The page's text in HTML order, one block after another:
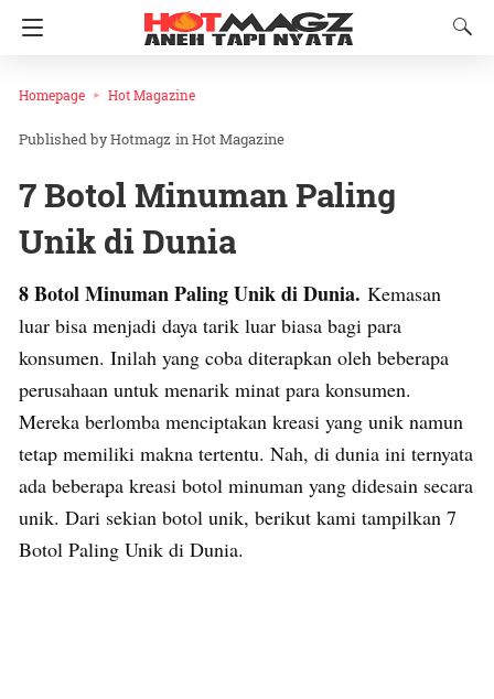
Homepage Hot Magazine
Hotmagz inHot Magazine
7 Botol Minuman Paling
Unik di Dunia
8 Botol Minuman Paling Unik di Dunia. Kemasan
luar bisa menjadi daya tarik luar biasa bagi para
konsumen. Inilah yang coba diterapkan oleh beberapa
perusahaan untuk menarik minat para konsumen.
Mereka berlomba menciptakan kreasi yang unik namun
tetap memiliki makna tertentu. Nah, di dunia ini ternyata
ada beberapa kreasi botol minuman yang didesain secara
unik. Dari sekian botol unik, berikut kami tampilkan 7
Botol Paling Unik di Dunia.